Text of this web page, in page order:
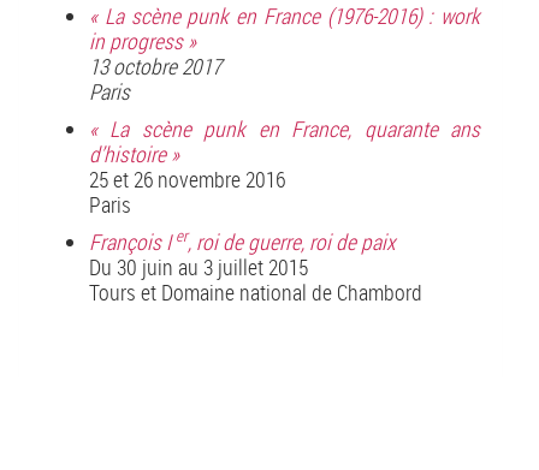
« La scène punk en France (1976-2016) : work
in progress »
13 octobre 2017
Paris
« La scène punk en France, quarante ans
d’histoire »
25 et 26 novembre 2016
Paris
François Ier, roi de guerre, roi de paix
Du 30 juin au 3 juillet 2015
Tours et Domaine national de Chambord